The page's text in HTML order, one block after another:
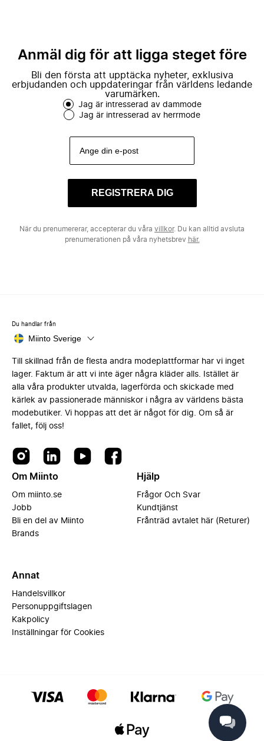
Anmäl dig för att ligga steget före
Bli den första att upptäcka nyheter, exklusiva
erbjudanden och uppdateringar från världens ledande
varumärken.
Jag är intresserad av dammode
Jag är intresserad av herrmode
REGISTRERA DIG
När du prenumererar, accepterar du våra villkor. Du kan alltid avsluta
prenumerationen på våra nyhetsbrev här.
Du handlar från
Miinto Sverige
Till skillnad från de flesta andra modeplattformar har vi inget
lager. Faktum är att vi inte äger några kläder alls. Istället är
alla våra produkter utvalda, lagerförda och skickade med
kärlek av passionerade människor i några av världens bästa
modebutiker. Vi hoppas att det är något för dig. Om så är
fallet, följ oss!
Om Miinto
Om miinto.se
Jobb
Bli en del av Miinto
Brands
Hjälp
Frågor Och Svar
Kundtjänst
Frånträd avtalet här (Returer)
Annat
Handelsvillkor
Personuppgiftslagen
Kakpolicy
Inställningar för Cookies